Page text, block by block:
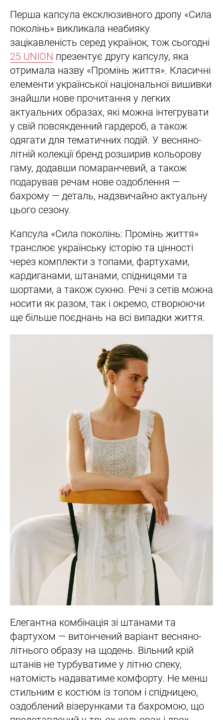
Перша капсула ексклюзивного дропу «Сила
поколінь» викликала неабияку
зацікавленість серед українок, тож сьогодні
25 UNION презентує другу капсулу, яка
отримала назву «Промінь життя». Класичні
елементи української національної вишивки
знайшли нове прочитання у легких
актуальних образах, які можна інтегрувати
у свій повсякденний гардероб, а також
одягати для тематичних подій. У весняно-
літній колекції бренд розширив кольорову
гаму, додавши помаранчевий, а також
подарував речам нове оздоблення —
бахрому — деталь, надзвичайно актуальну
цього сезону.
Капсула «Сила поколінь: Промінь життя»
транслює українську історію та цінності
через комплекти з топами, фартухами,
кардиганами, штанами, спідницями та
шортами, а також сукню. Речі з сетів можна
носити як разом, так і окремо, створюючи
ще більше поєднань на всі випадки життя.
Елегантна комбінація зі штанами та
фартухом — витончений варіант весняно-
літнього образу на щодень. Вільний крій
штанів не турбуватиме у літню спеку,
натомість надаватиме комфорту. Не менш
стильним є костюм із топом і спідницею,
оздоблений візерунками та бахромою, що